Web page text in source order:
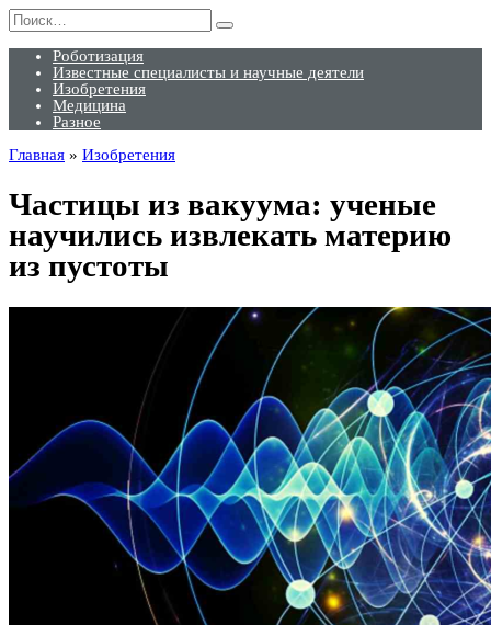
Перейти
к
содержанию
Search
for:
Роботизация
Известные специалисты и научные деятели
Изобретения
Медицина
Разное
Главная » Изобретения
Частицы из вакуума: ученые
научились извлекать материю
из пустоты